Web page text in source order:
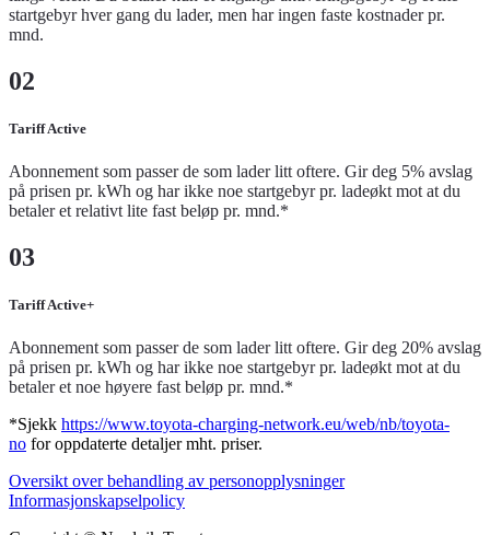
startgebyr hver gang du lader, men har ingen faste kostnader pr.
mnd.
02
Tariff Active
Abonnement som passer de som lader litt oftere. Gir deg 5% avslag
på prisen pr. kWh og har ikke noe startgebyr pr. ladeøkt mot at du
betaler et relativt lite fast beløp pr. mnd.*
03
Tariff Active+
Abonnement som passer de som lader litt oftere. Gir deg 20% avslag
på prisen pr. kWh og har ikke noe startgebyr pr. ladeøkt mot at du
betaler et noe høyere fast beløp pr. mnd.*
*Sjekk https://www.toyota-charging-network.eu/web/nb/toyota-
no for oppdaterte detaljer mht. priser.
Oversikt over behandling av personopplysninger
Informasjonskapselpolicy